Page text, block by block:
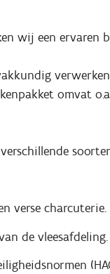
wij een ervaren
omvat
verse charcuterie.
de vleesafdeling.